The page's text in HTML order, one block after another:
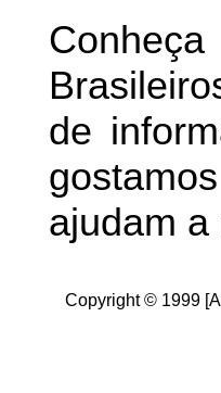
Conheça
de
g
ajudam
Copyright © 1999